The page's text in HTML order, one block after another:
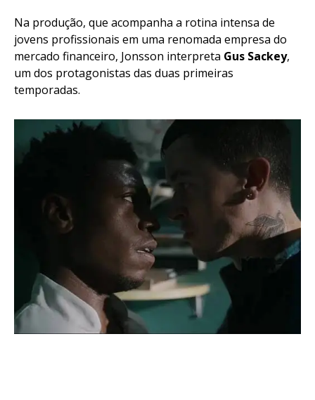
Na produção, que acompanha a rotina intensa de
jovens profissionais em uma renomada empresa do
mercado financeiro, Jonsson interpreta Gus Sackey,
um dos protagonistas das duas primeiras
temporadas.